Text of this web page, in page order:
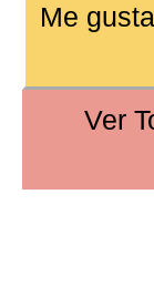
Me
Ver